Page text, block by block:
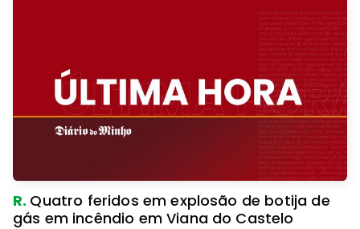
R. Quatro feridos em explosão de botija de
gás em incêndio em Viana do Castelo